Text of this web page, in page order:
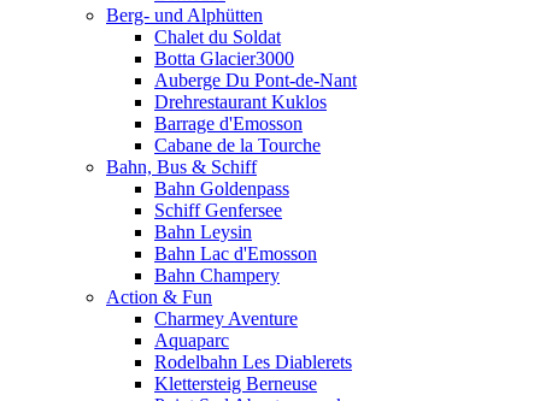
Berg- und Alphütten
Chalet du Soldat
Botta Glacier3000
Auberge Du Pont-de-Nant
Drehrestaurant Kuklos
Barrage d'Emosson
Cabane de la Tourche
Bahn, Bus & Schiff
Bahn Goldenpass
Schiff Genfersee
Bahn Leysin
Bahn Lac d'Emosson
Bahn Champery
Action & Fun
Charmey Aventure
Aquaparc
Rodelbahn Les Diablerets
Klettersteig Berneuse